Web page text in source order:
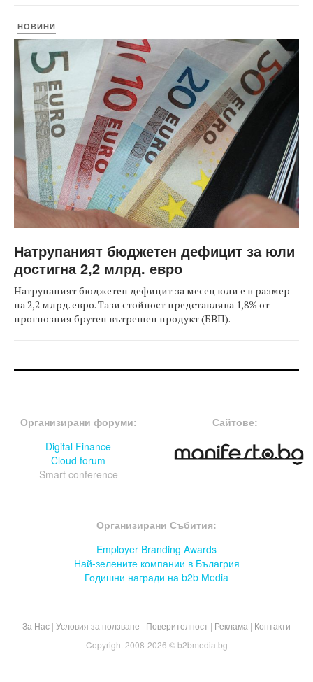
НОВИНИ
Натрупаният бюджетен дефицит за юли
достигна 2,2 млрд. евро
Натрупаният бюджетен дефицит за месец юли е в размер
на 2,2 млрд. евро. Тази стойност представлява 1,8% от
прогнозния брутен вътрешен продукт (БВП).
Организирани форуми:
Digital Finance
Cloud forum
Smart conference
Сайтове:
Организирани Събития:
Employer Branding Awards
Най-зелените компании в Бълагрия
Годишни награди на b2b Media
За Нас | Условия за ползване | Поверителност | Реклама | Контакти
Copyright 2008-2026 © b2bmedia.bg